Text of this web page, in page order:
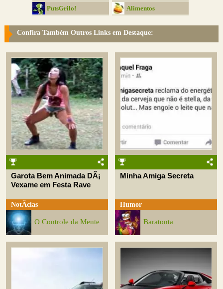
PutsGrilo!
Alimentos
Confira Também Outros Links em Destaque:
Garota Bem Animada DÃ¡
Vexame em Festa Rave
NotÃ­cias
O Controle da Mente
Minha Amiga Secreta
Humor
Baratonta